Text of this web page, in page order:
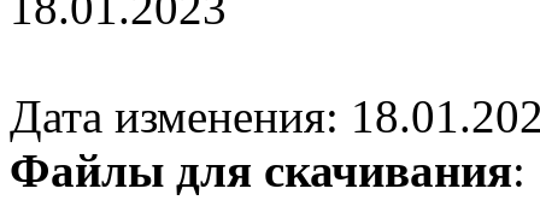
Дата изменения:
Файлы для скачивания